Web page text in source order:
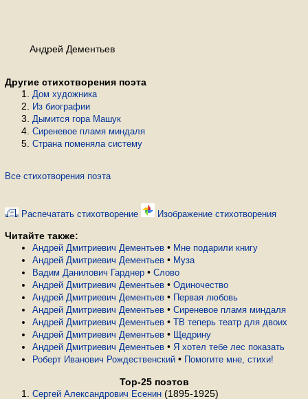
Андрей Дементьев
Другие стихотворения поэта
Дом художника
Из биографии
Дымится гора Машук
Сиреневое пламя миндаля
Страна поменяла систему
Все стихотворения поэта
Распечатать стихотворение Изображение стихотворения
Читайте также:
Андрей Дмитриевич Дементьев • Мне подарили книгу
Андрей Дмитриевич Дементьев • Муза
Вадим Данилович Гарднер • Слово
Андрей Дмитриевич Дементьев • Одиночество
Андрей Дмитриевич Дементьев • Первая любовь
Андрей Дмитриевич Дементьев • Сиреневое пламя миндаля
Андрей Дмитриевич Дементьев • ТВ теперь театр для двоих
Андрей Дмитриевич Дементьев • Щедрину
Андрей Дмитриевич Дементьев • Я хотел тебе лес показать
Роберт Иванович Рождественский • Помогите мне, стихи!
Top-25 поэтов
Сергей Александрович Есенин (1895-1925)